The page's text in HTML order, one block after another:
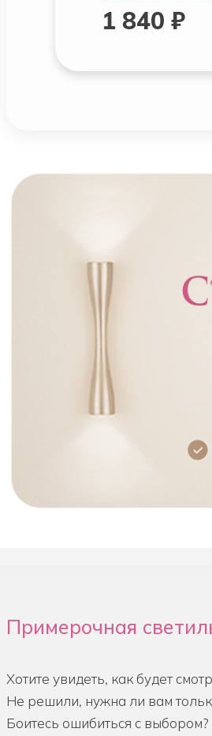
1 840 ₽
Примерочная
Хотите увидеть, как будет
Не решили, нужна ли вам
Боитесь ошибиться с выбором?